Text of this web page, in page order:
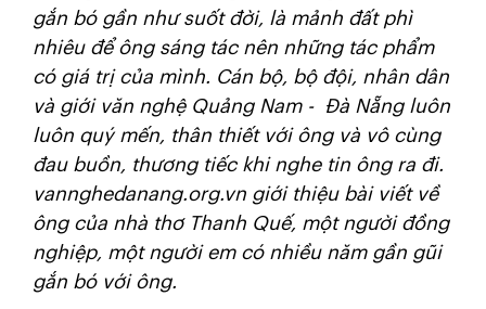
gắn bó gần như suốt đời, là mảnh đất phì
nhiêu để ông sáng tác nên những tác phẩm
có giá trị của mình. Cán bộ, bộ đội, nhân dân
và giới văn nghệ Quảng Nam - Đà Nẵng luôn
luôn quý mến, thân thiết với ông và vô cùng
đau buồn, thương tiếc khi nghe tin ông ra đi.
vannghedanang.org.vn giới thiệu bài viết về
ông của nhà thơ Thanh Quế, một người đồng
nghiệp, một người em có nhiều năm gần gũi
gắn bó với ông.